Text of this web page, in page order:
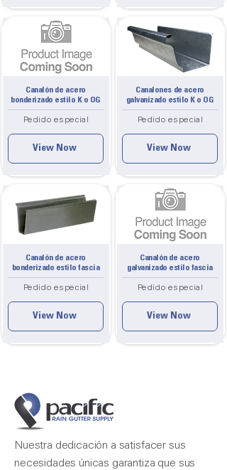
Canalón de acero
bonderizado estilo K o OG
Pedido especial
View Now
Canalón de acero
bonderizado estilo fascia
Pedido especial
View Now
Canalones de acero
galvanizado estilo K o OG
Pedido especial
View Now
Canalón de acero
galvanizado estilo fascia
Pedido especial
View Now
Nuestra dedicación a satisfacer sus
necesidades únicas garantiza que sus